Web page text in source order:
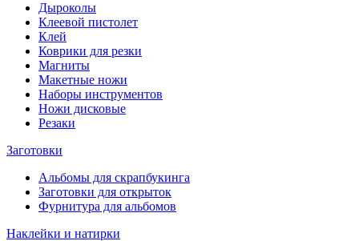
Дыроколы
Клеевой пистолет
Клей
Коврики для резки
Магниты
Макетные ножи
Наборы инструментов
Ножи дисковые
Резаки
Заготовки
Альбомы для скрапбукинга
Заготовки для открыток
Фурнитура для альбомов
Наклейки и натирки